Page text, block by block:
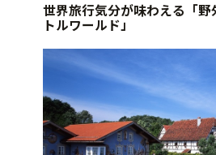
世界旅行気分が味わえる「野
トルワールド」